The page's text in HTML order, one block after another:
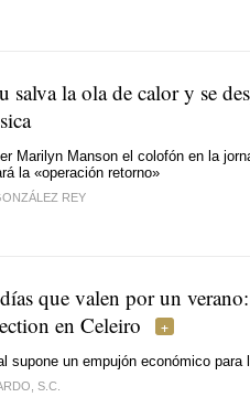
salva la ola de calor y se
Marilyn Manson el colofón en la
la «operación retorno»
REY
que valen por un
en Celeiro
supone un empujón económico para
S.C.